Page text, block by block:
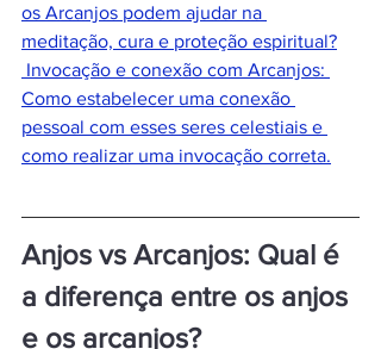
os Arcanjos podem ajudar na
meditação, cura e proteção espiritual?
Invocação e conexão com Arcanjos:
Como estabelecer uma conexão
pessoal com esses seres celestiais e
como realizar uma invocação correta.
Anjos vs Arcanjos: Qual é
a diferença entre os anjos
e os arcanjos?